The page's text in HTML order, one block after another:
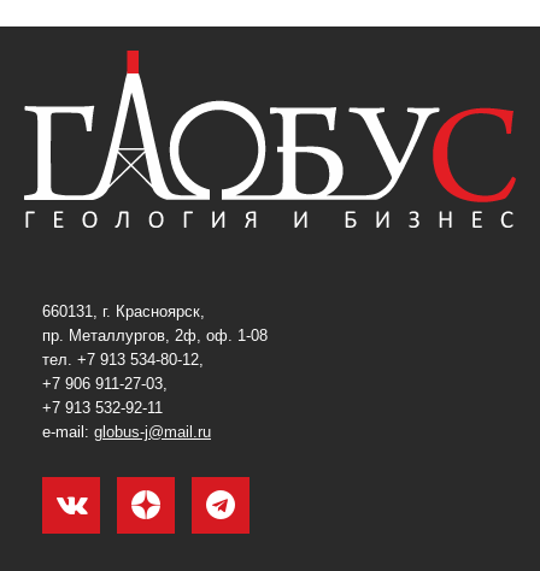
660131, г. Красноярск,
пр. Металлургов, 2ф, оф. 1-08
тел. +7 913 534-80-12,
+7 906 911-27-03,
+7 913 532-92-11
e-mail: globus-j@mail.ru